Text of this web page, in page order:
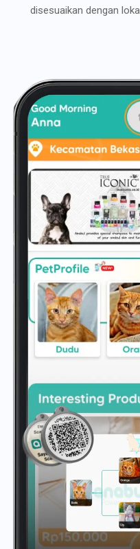
disesuaikan dengan